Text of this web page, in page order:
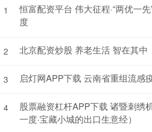
1
恒富配资平台 伟大征程·“两优一
度
2 北京配资炒股 养老生活 智在其中
3 启灯网APP下载 云南省重组流感
4
股票融资杠杆APP下载 诸暨刺绣
一度·宝藏小城的出口生意经）